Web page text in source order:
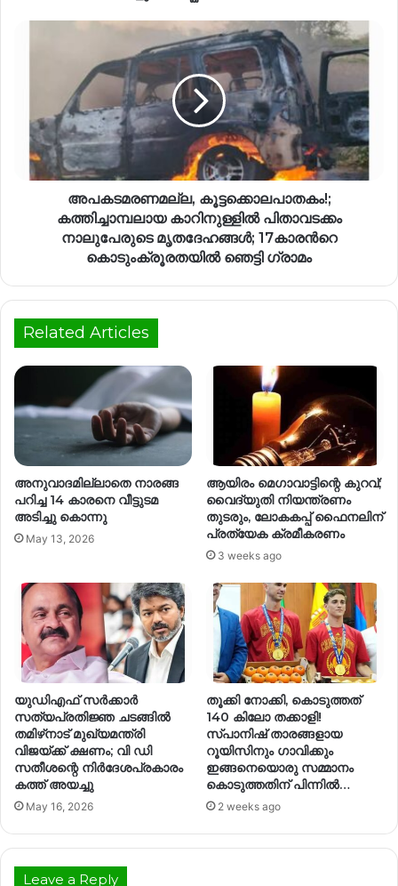
അപകടമരണമല്ല, കൂട്ടക്കൊലപാതകം!;
കത്തിച്ചാമ്പലായ കാറിനുള്ളില്‍ പിതാവടക്കം
നാലുപേരുടെ മൃതദേഹങ്ങള്‍; 17കാരന്‍റെ
കൊടുംക്രൂരതയില്‍ ഞെട്ടി ഗ്രാമം
Related Articles
അനുവാദമില്ലാതെ നാരങ്ങ
പറിച്ച 14 കാരനെ വീട്ടുടമ
അടിച്ചു കൊന്നു
May 13, 2026
ആയിരം മെഗാവാട്ടിന്റെ കുറവ്;
വൈദ്യുതി നിയന്ത്രണം
തുടരും, ലോകകപ്പ് ഫൈനലിന്
പ്രത്യേക ക്രമീകരണം
3 weeks ago
യുഡിഎഫ് സർക്കാർ
സത്യപ്രതിജ്ഞ ചടങ്ങിൽ
തമിഴ്‌നാട് മുഖ്യമന്ത്രി
വിജയ്ക്ക് ക്ഷണം; വി ഡി
സതീശന്റെ നിർദേശപ്രകാരം
കത്ത് അയച്ചു
May 16, 2026
തൂക്കി നോക്കി, കൊടുത്തത്
140 കിലോ തക്കാളി!
സ്പാനിഷ് താരങ്ങളായ
റൂയിസിനും ഗാവിക്കും
ഇങ്ങനെയൊരു സമ്മാനം
കൊടുത്തതിന് പിന്നില്‍…
2 weeks ago
Leave a Reply